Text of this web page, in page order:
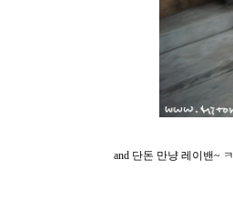
and 단돈 만냥 레이밴~ ㅋ